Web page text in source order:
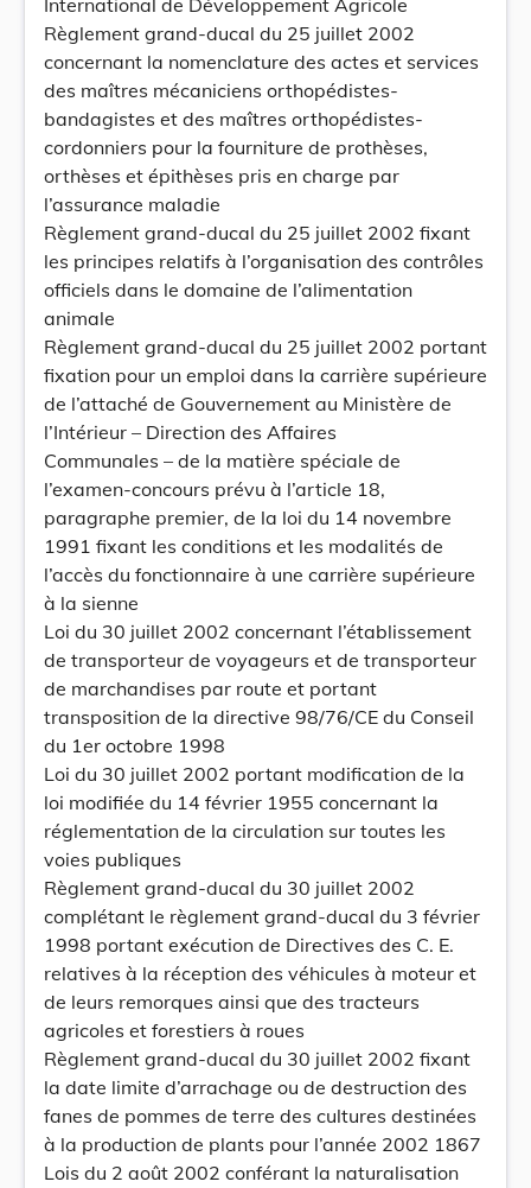
International de Développement Agricole
Règlement grand-ducal du 25 juillet 2002
concernant la nomenclature des actes et services
des maîtres mécaniciens orthopédistes-
bandagistes et des maîtres orthopédistes-
cordonniers pour la fourniture de prothèses,
orthèses et épithèses pris en charge par
l’assurance maladie
Règlement grand-ducal du 25 juillet 2002 fixant
les principes relatifs à l’organisation des contrôles
officiels dans le domaine de l’alimentation
animale
Règlement grand-ducal du 25 juillet 2002 portant
fixation pour un emploi dans la carrière supérieure
de l’attaché de Gouvernement au Ministère de
l’Intérieur – Direction des Affaires
Communales – de la matière spéciale de
l’examen-concours prévu à l’article 18,
paragraphe premier, de la loi du 14 novembre
1991 fixant les conditions et les modalités de
l’accès du fonctionnaire à une carrière supérieure
à la sienne
Loi du 30 juillet 2002 concernant l’établissement
de transporteur de voyageurs et de transporteur
de marchandises par route et portant
transposition de la directive 98/76/CE du Conseil
du 1er octobre 1998
Loi du 30 juillet 2002 portant modification de la
loi modifiée du 14 février 1955 concernant la
réglementation de la circulation sur toutes les
voies publiques
Règlement grand-ducal du 30 juillet 2002
complétant le règlement grand-ducal du 3 février
1998 portant exécution de Directives des C. E.
relatives à la réception des véhicules à moteur et
de leurs remorques ainsi que des tracteurs
agricoles et forestiers à roues
Règlement grand-ducal du 30 juillet 2002 fixant
la date limite d’arrachage ou de destruction des
fanes de pommes de terre des cultures destinées
à la production de plants pour l’année 2002 1867
Lois du 2 août 2002 conférant la naturalisation